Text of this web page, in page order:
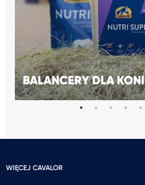
BALANCERY DLA KONI
WIĘCEJ CAVALOR